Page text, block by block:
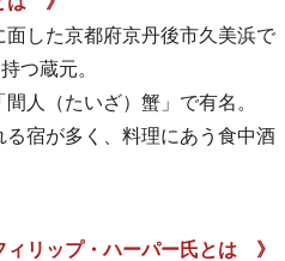
した京都府京丹後市久美浜で
つ蔵元。
人（たいざ）蟹」で有名。
宿が多く、料理にあう食中酒
リップ・ハーパー氏とは 》